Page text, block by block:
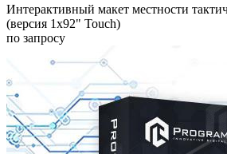
Интерактивный макет местности
(версия 1х92" Touch)
по запросу